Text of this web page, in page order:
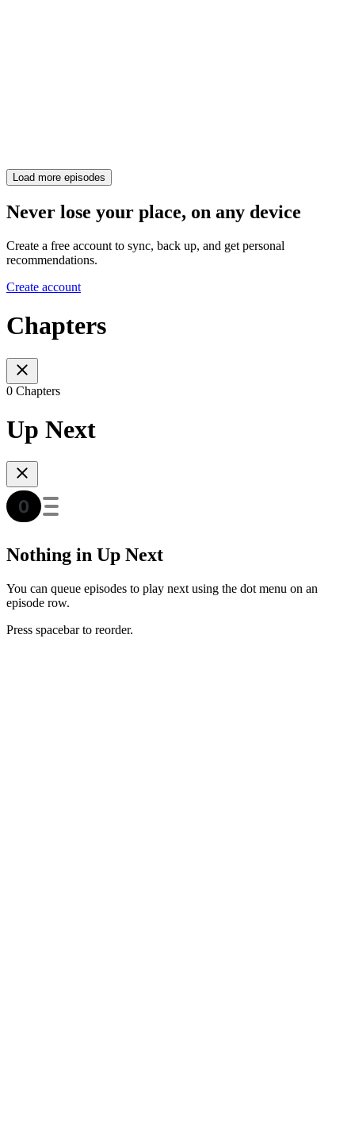
Load more episodes
Never lose your place, on any device
Create a free account to sync, back up, and get personal
recommendations.
Create account
Chapters
0 Chapters
Up Next
Nothing in Up Next
You can queue episodes to play next using the dot menu on an
episode row.
Press spacebar to reorder.